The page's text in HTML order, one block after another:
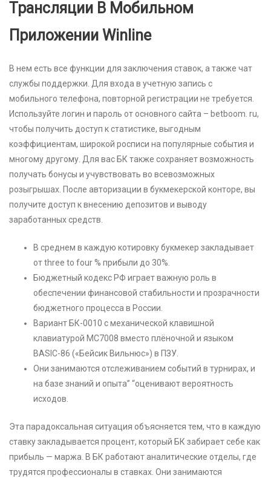
Трансляции В Мобильном
Приложении Winline
В нем есть все функции для заключения ставок, а также чат
службы поддержки. Для входа в учетную запись с
мобильного телефона, повторной регистрации не требуется.
Используйте логин и пароль от основного сайта – betboom. ru,
чтобы получить доступ к статистике, выгодным
коэффициентам, широкой росписи на популярные события и
многому другому. Для вас БК также сохраняет возможность
получать бонусы и учувствовать во всевозможных
розыгрышах. После авторизации в букмекерской конторе, вы
получите доступ к внесению депозитов и выводу
заработанных средств.
В среднем в каждую котировку букмекер закладывает
от three to four % прибыли до 30%.
Бюджетный кодекс РФ играет важную роль в
обеспечении финансовой стабильности и прозрачности
бюджетного процесса в России.
Вариант БК-0010 с механической клавишной
клавиатурой МС7008 вместо плёночной и языком
BASIC-86 («Бейсик Вильнюс») в ПЗУ.
Они занимаются отслеживанием событий в турнирах, и
на базе знаний и опыта” “оценивают вероятность
исходов.
Эта парадоксальная ситуация объясняется тем, что в каждую
ставку закладывается процент, который БК забирает себе как
прибыль — маржа. В БК работают аналитические отделы, где
трудятся профессионалы в ставках. Они занимаются